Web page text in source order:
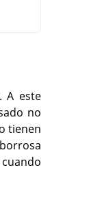
A este
no
tienen